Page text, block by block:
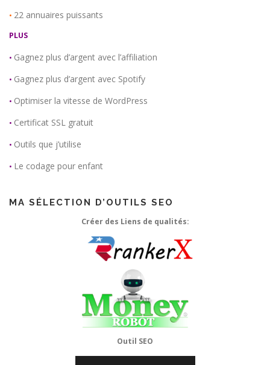
• 22 annuaires puissants
PLUS
• Gagnez plus d’argent avec l’affiliation
• Gagnez plus d’argent avec Spotify
• Optimiser la vitesse de WordPress
• Certificat SSL gratuit
• Outils que j’utilise
• Le codage pour enfant
MA SÉLECTION D’OUTILS SEO
Créer des Liens de qualités:
Outil SEO